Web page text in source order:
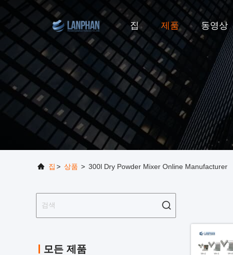
집 제품 동영상
집 > 상품 > 300l Dry Powder Mixer Online Manufacturer
모든 제품